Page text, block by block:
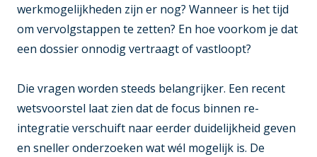
werkmogelijkheden zijn er nog? Wanneer is het tijd
om vervolgstappen te zetten? En hoe voorkom je dat
een dossier onnodig vertraagt of vastloopt?
Die vragen worden steeds belangrijker. Een recent
wetsvoorstel laat zien dat de focus binnen re-
integratie verschuift naar eerder duidelijkheid geven
en sneller onderzoeken wat wél mogelijk is. De